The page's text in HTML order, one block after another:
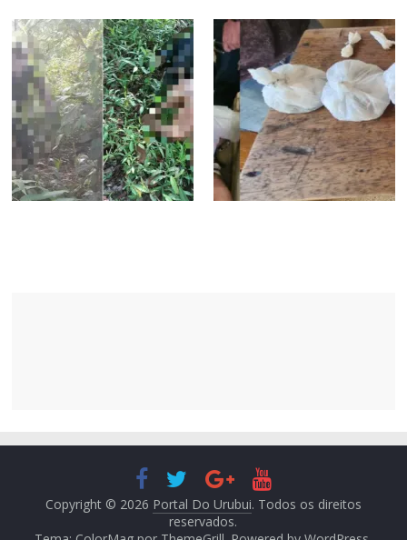
Copyright © 2026 Portal Do Urubui. Todos os direitos
reservados.